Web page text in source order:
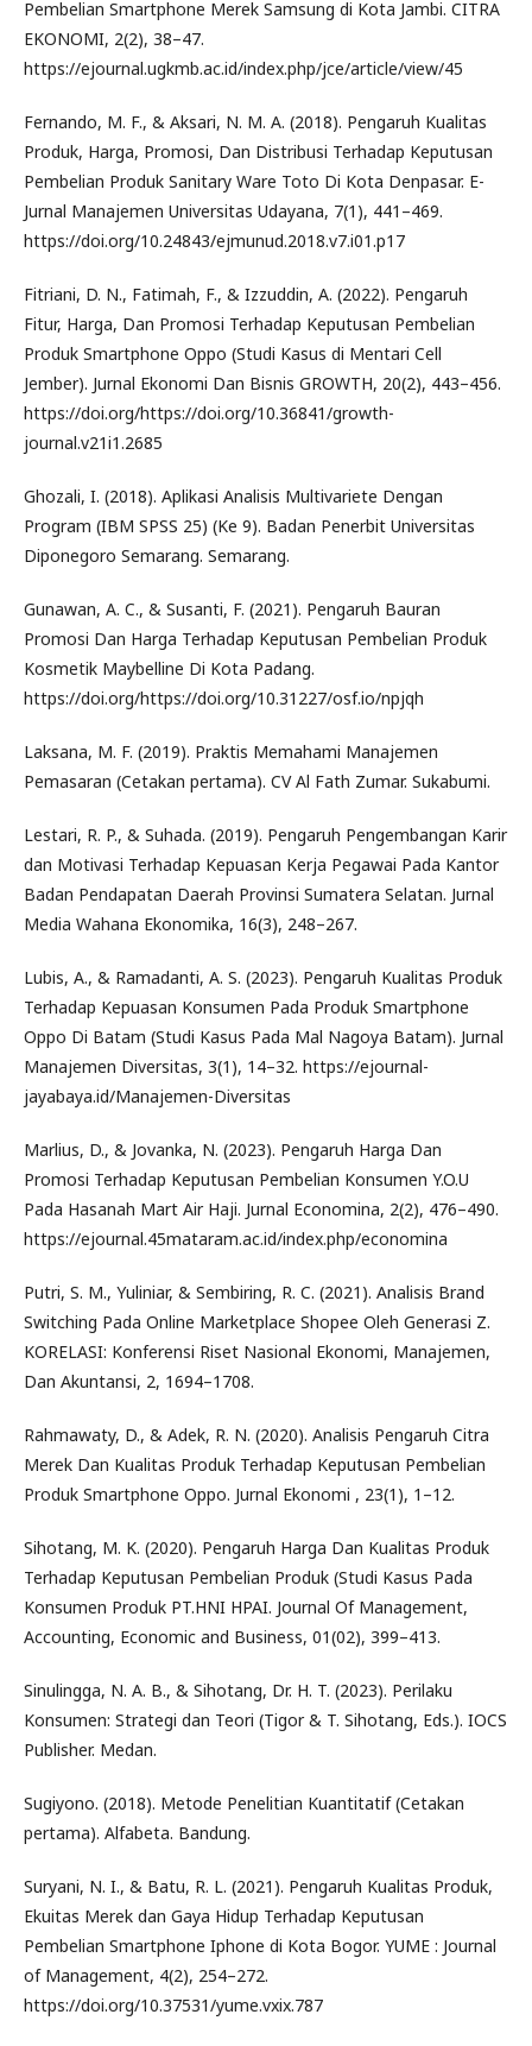
Pembelian Smartphone Merek Samsung di Kota Jambi. CITRA
EKONOMI, 2(2), 38–47.
https://ejournal.ugkmb.ac.id/index.php/jce/article/view/45
Fernando, M. F., & Aksari, N. M. A. (2018). Pengaruh Kualitas
Produk, Harga, Promosi, Dan Distribusi Terhadap Keputusan
Pembelian Produk Sanitary Ware Toto Di Kota Denpasar. E-
Jurnal Manajemen Universitas Udayana, 7(1), 441–469.
https://doi.org/10.24843/ejmunud.2018.v7.i01.p17
Fitriani, D. N., Fatimah, F., & Izzuddin, A. (2022). Pengaruh
Fitur, Harga, Dan Promosi Terhadap Keputusan Pembelian
Produk Smartphone Oppo (Studi Kasus di Mentari Cell
Jember). Jurnal Ekonomi Dan Bisnis GROWTH, 20(2), 443–456.
https://doi.org/https://doi.org/10.36841/growth-
journal.v21i1.2685
Ghozali, I. (2018). Aplikasi Analisis Multivariete Dengan
Program (IBM SPSS 25) (Ke 9). Badan Penerbit Universitas
Diponegoro Semarang. Semarang.
Gunawan, A. C., & Susanti, F. (2021). Pengaruh Bauran
Promosi Dan Harga Terhadap Keputusan Pembelian Produk
Kosmetik Maybelline Di Kota Padang.
https://doi.org/https://doi.org/10.31227/osf.io/npjqh
Laksana, M. F. (2019). Praktis Memahami Manajemen
Pemasaran (Cetakan pertama). CV Al Fath Zumar. Sukabumi.
Lestari, R. P., & Suhada. (2019). Pengaruh Pengembangan Karir
dan Motivasi Terhadap Kepuasan Kerja Pegawai Pada Kantor
Badan Pendapatan Daerah Provinsi Sumatera Selatan. Jurnal
Media Wahana Ekonomika, 16(3), 248–267.
Lubis, A., & Ramadanti, A. S. (2023). Pengaruh Kualitas Produk
Terhadap Kepuasan Konsumen Pada Produk Smartphone
Oppo Di Batam (Studi Kasus Pada Mal Nagoya Batam). Jurnal
Manajemen Diversitas, 3(1), 14–32. https://ejournal-
jayabaya.id/Manajemen-Diversitas
Marlius, D., & Jovanka, N. (2023). Pengaruh Harga Dan
Promosi Terhadap Keputusan Pembelian Konsumen Y.O.U
Pada Hasanah Mart Air Haji. Jurnal Economina, 2(2), 476–490.
https://ejournal.45mataram.ac.id/index.php/economina
Putri, S. M., Yuliniar, & Sembiring, R. C. (2021). Analisis Brand
Switching Pada Online Marketplace Shopee Oleh Generasi Z.
KORELASI: Konferensi Riset Nasional Ekonomi, Manajemen,
Dan Akuntansi, 2, 1694–1708.
Rahmawaty, D., & Adek, R. N. (2020). Analisis Pengaruh Citra
Merek Dan Kualitas Produk Terhadap Keputusan Pembelian
Produk Smartphone Oppo. Jurnal Ekonomi , 23(1), 1–12.
Sihotang, M. K. (2020). Pengaruh Harga Dan Kualitas Produk
Terhadap Keputusan Pembelian Produk (Studi Kasus Pada
Konsumen Produk PT.HNI HPAI. Journal Of Management,
Accounting, Economic and Business, 01(02), 399–413.
Sinulingga, N. A. B., & Sihotang, Dr. H. T. (2023). Perilaku
Konsumen: Strategi dan Teori (Tigor & T. Sihotang, Eds.). IOCS
Publisher. Medan.
Sugiyono. (2018). Metode Penelitian Kuantitatif (Cetakan
pertama). Alfabeta. Bandung.
Suryani, N. I., & Batu, R. L. (2021). Pengaruh Kualitas Produk,
Ekuitas Merek dan Gaya Hidup Terhadap Keputusan
Pembelian Smartphone Iphone di Kota Bogor. YUME : Journal
of Management, 4(2), 254–272.
https://doi.org/10.37531/yume.vxix.787